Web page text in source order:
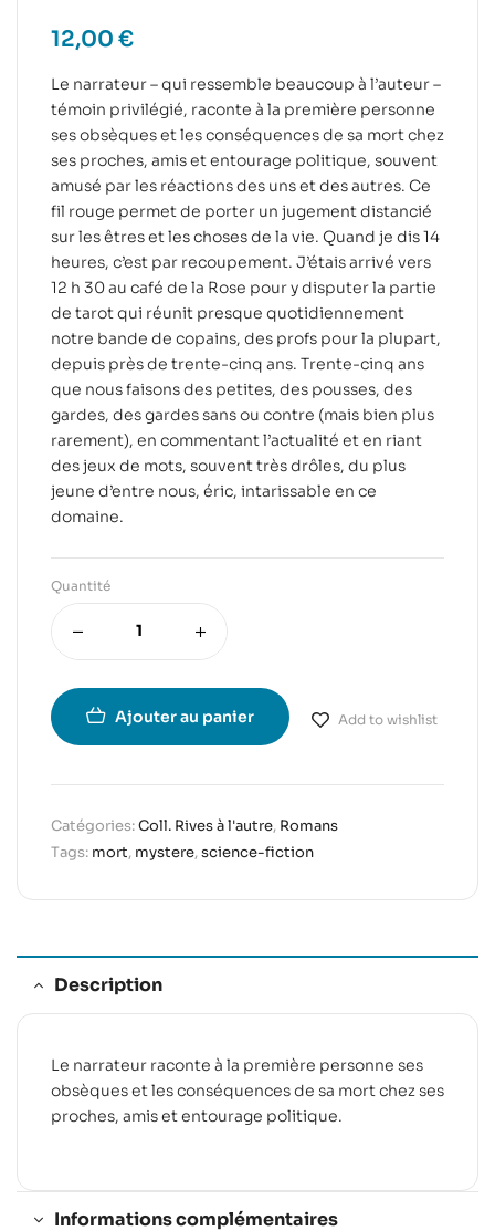
12,00 €
Le narrateur – qui ressemble beaucoup à l’auteur –
témoin privilégié, raconte à la première personne
ses obsèques et les conséquences de sa mort chez
ses proches, amis et entourage politique, souvent
amusé par les réactions des uns et des autres. Ce
fil rouge permet de porter un jugement distancié
sur les êtres et les choses de la vie. Quand je dis 14
heures, c’est par recoupement. J’étais arrivé vers
12 h 30 au café de la Rose pour y disputer la partie
de tarot qui réunit presque quotidiennement
notre bande de copains, des profs pour la plupart,
depuis près de trente-cinq ans. Trente-cinq ans
que nous faisons des petites, des pousses, des
gardes, des gardes sans ou contre (mais bien plus
rarement), en commentant l’actualité et en riant
des jeux de mots, souvent très drôles, du plus
jeune d’entre nous, éric, intarissable en ce
domaine.
Quantité
Ajouter au panier Add to wishlist
Catégories:Coll. Rives à l'autre, Romans
Tags: mort, mystere,science-fiction
Description
Le narrateur raconte à la première personne ses
obsèques et les conséquences de sa mort chez ses
proches, amis et entourage politique.
Informations complémentaires